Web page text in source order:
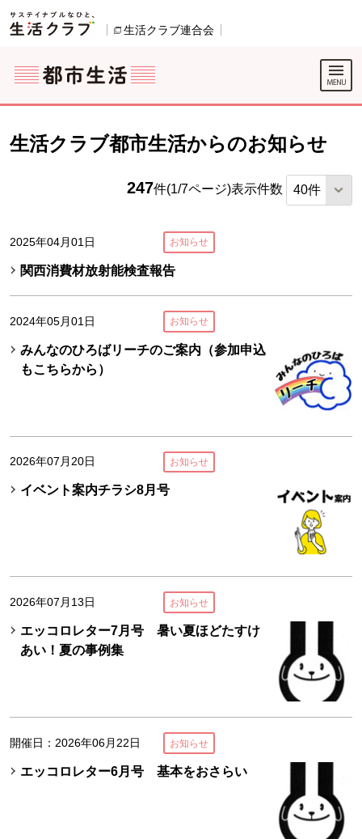
ページの先頭です。
生活クラブ連合会
ここからサイト内共通メニューです。
サイト内共通メニューをスキップする
サイト内共通メニューここまで。
生活クラブ都市生活からのお知らせ
247件(1/7ページ)表示件数
2025年04月01日 お知らせ
関西消費材放射能検査報告
2024年05月01日 お知らせ
みんなのひろばリーチのご案内（参加申込
もこちらから）
2026年07月20日 お知らせ
イベント案内チラシ8月号
2026年07月13日 お知らせ
エッコロレター7月号 暑い夏ほどたすけ
あい！夏の事例集
開催日：2026年06月22日 お知らせ
エッコロレター6月号 基本をおさらい